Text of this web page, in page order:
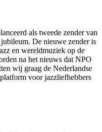
als tweede zender van
De nieuwe zender is
en wereldmuziek op de
na het nieuws dat NPO
wij graag de Nederlandse
voor jazzliefhebbers